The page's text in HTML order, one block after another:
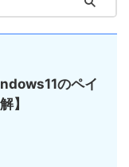
のペイ
】